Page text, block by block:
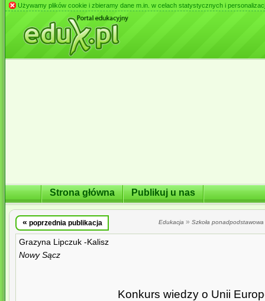
Używamy plików cookie i zbieramy dane m.in. w celach statystycznych i
Strona główna Publikuj u nas
« poprzednia publikacja Edukacja » Szkoła ponadpodstawowa
Grazyna Lipczuk -Kalisz
Nowy Sącz
Konkurs wiedzy o Unii